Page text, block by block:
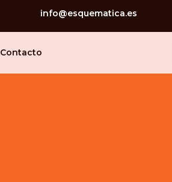
info@esquematica.es
Contacto